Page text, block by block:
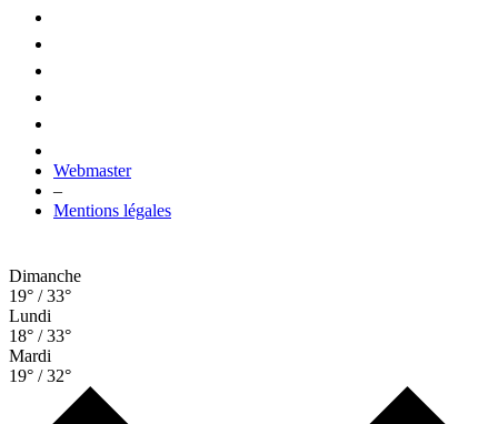
Webmaster
–
Mentions légales
Dimanche
19° / 33°
Lundi
18° / 33°
Mardi
19° / 32°